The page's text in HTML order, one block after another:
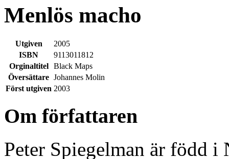
Menlös macho
Utgiven
2005
ISBN
9113011812
Orginaltitel
Black Maps
Översättare Johannes Molin
Först utgiven 2003
Om författaren
Peter Spiegelman är född